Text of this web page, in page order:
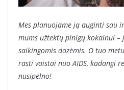
Mes planuojame ją auginti sau
mums užtektų pinigų kokainui –
saikingomis dozėmis. O tuo
rasti vaistai nuo AIDS, kadangi
nusipelno!